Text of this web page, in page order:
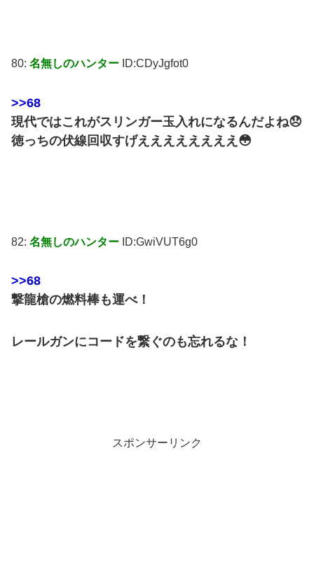
80: 名無しのハンター ID:CDyJgfot0
>>68
現代ではこれがスリンガー玉入れになるんだよね😞
徳っちの伏線回収すげええええええええ😳
82: 名無しのハンター ID:GwiVUT6g0
>>68
撃龍槍の燃料棒も運べ！
レールガンにコードを繋ぐのも忘れるな！
スポンサーリンク